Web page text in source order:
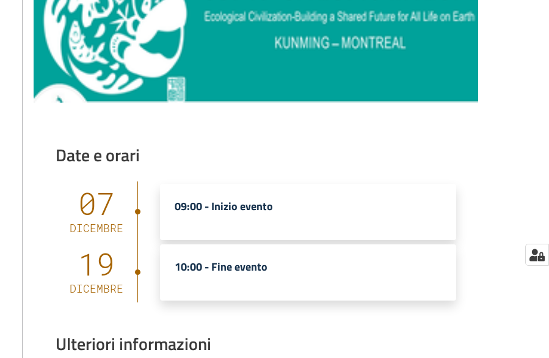
Date e orari
07
DICEMBRE
09:00 -Inizio evento
19
DICEMBRE
10:00 -Fine evento
Ulteriori informazioni